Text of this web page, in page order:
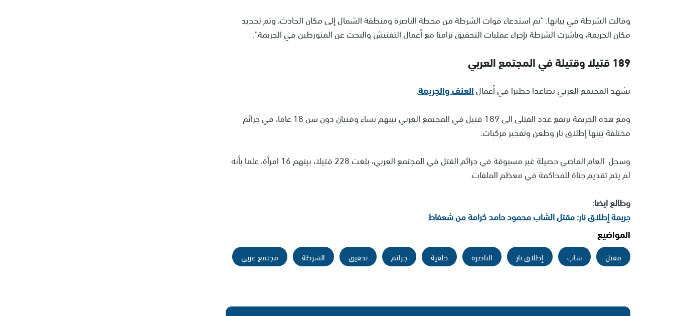
وقالت الشرطة في بيانها: "تم استدعاء قوات الشرطة من محطة الناصرة ومنطقة الشمال إلى مكان الحادث، وتم تحديد
مكان الجريمة، وباشرت الشرطة بإجراء عمليات التحقيق تزامنا مع أعمال التفتيش والبحث عن المتورطين في الجريمة".
189 قتيلا وقتيلة في المجتمع العربي
يشهد المجتمع العربي تصاعدا خطيرا في أعمالالعنف والجريمة.
ومع هذه الجريمة يرتفع عدد القتلى الى 189 قتيل في المجتمع العربي بينهم نساء وفتيان دون سن 18 عاما، في جرائم
مختلفة بينها إطلاق نار وطعن وتفجير مركبات.
وسجل العام الماضي حصيلة غير مسبوقة في جرائم القتل في المجتمع العربي، بلغت 228 قتيلا، بينهم 16 امرأة، علما بأنه
لم يتم تقديم جناة للمحاكمة في معظم الملفات.
وطالع ايضا:
جريمة إطلاق نار: مقتل الشاب محمود حامد كرامة من شعفاط
المواضيع
مقتل شاب إطلاق نار الناصرة خلفية جرائم تحقيق الشرطة مجتمع عربي